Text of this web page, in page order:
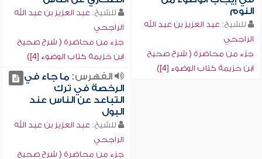
النوم
للشيخ: عبد العزيز بن عبد الله
الراجحي
جزء من محاضرة ( شرح صحيح
ابن خزيمة كتاب الوضوء [4])
للشيخ: عبد العزيز بن عبد الله
الراجحي
جزء من محاضرة ( شرح صحيح
ابن خزيمة كتاب الوضوء [4])
الفهرس:ما جاء في
الرخصة في ترك
التباعد عن الناس عند
البول
للشيخ: عبد العزيز بن عبد الله
الراجحي
جزء من محاضرة ( شرح صحيح